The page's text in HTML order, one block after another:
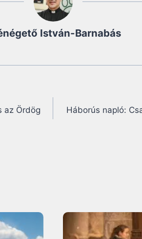
István-Barnabás
az Ördög
Háborús napló: